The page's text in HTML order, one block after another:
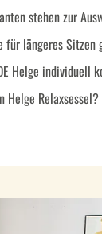
stehen zur
für längeres Sitzen
Helge individuell
Helge Relaxsessel?